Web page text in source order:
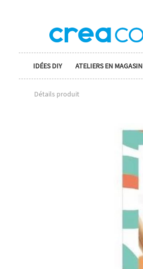
IDÉES DIY ATELIERS EN MAGASIN
Détails produit